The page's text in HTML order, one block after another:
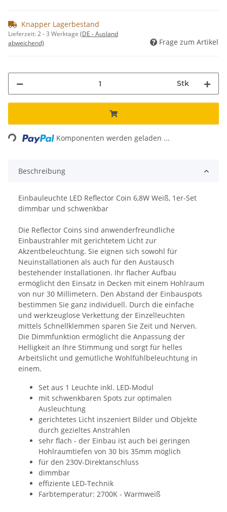
Knapper Lagerbestand
Lieferzeit:2 - 3 Werktage (DE - Ausland
abweichend)
Frage zum Artikel
Stk
Loading... Komponenten werden geladen ...
Beschreibung
Einbauleuchte LED Reflector Coin 6,8W Weiß, 1er-Set
dimmbar und schwenkbar
Die Reflector Coins sind anwenderfreundliche
Einbaustrahler mit gerichtetem Licht zur
Akzentbeleuchtung. Sie eignen sich sowohl für
Neuinstallationen als auch für den Austausch
bestehender Installationen. Ihr flacher Aufbau
ermöglicht den Einsatz in Decken mit einem Hohlraum
von nur 30 Millimetern. Den Abstand der Einbauspots
bestimmen Sie ganz individuell. Durch die einfache
und werkzeuglose Verkettung der Einzelleuchten
mittels Schnellklemmen sparen Sie Zeit und Nerven.
Die Dimmfunktion ermöglicht die Anpassung der
Helligkeit an Ihre Stimmung und sorgt für helles
Arbeitslicht und gemütliche Wohlfühlbeleuchtung in
einem.
Set aus 1 Leuchte inkl. LED-Modul
mit schwenkbaren Spots zur optimalen
Ausleuchtung
gerichtetes Licht inszeniert Bilder und Objekte
durch gezieltes Anstrahlen
sehr flach - der Einbau ist auch bei geringen
Hohlraumtiefen von 30 bis 35mm möglich
für den 230V-Direktanschluss
dimmbar
effiziente LED-Technik
Farbtemperatur: 2700K - Warmweiß